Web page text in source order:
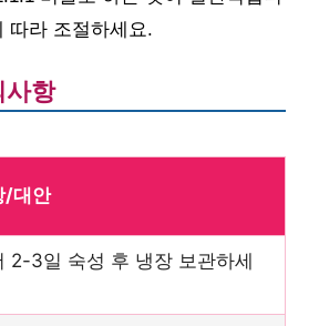
따라 조절하세요.
사항
/대안
2-3일 숙성 후 냉장 보관하세